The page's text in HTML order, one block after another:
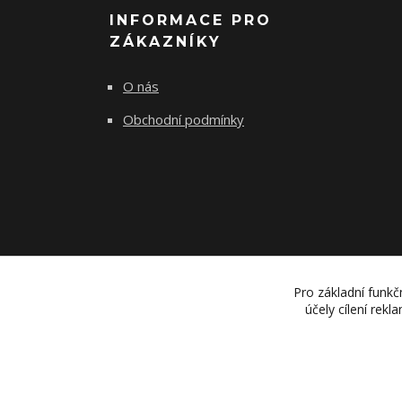
INFORMACE PRO
ZÁKAZNÍKY
O nás
Obchodní podmínky
Pro základní
účely cílení